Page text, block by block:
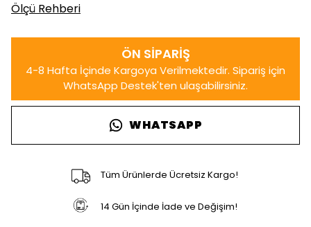
Ölçü Rehberi
WHATSAPP
Tüm Ürünlerde Ücretsiz Kargo!
14 Gün İçinde İade ve Değişim!